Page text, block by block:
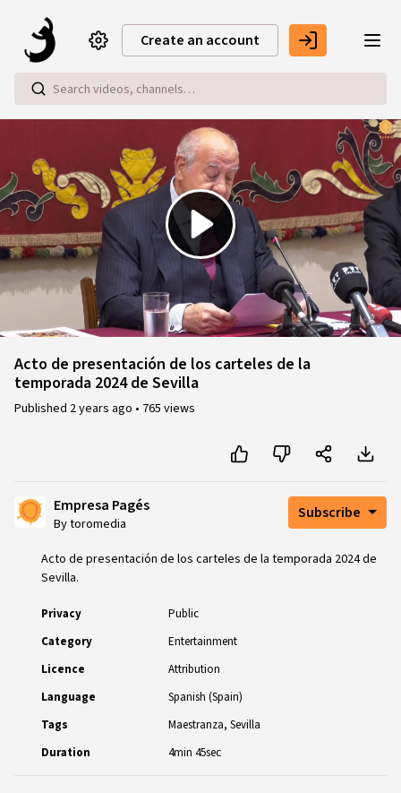
Create an account
Play
Video
Acto de presentación de los carteles de la
temporada 2024 de Sevilla
Published 2 years ago • 765 views
Empresa Pagés
By toromedia
Subscribe
Acto de presentación de los carteles de la temporada 2024 de
Sevilla.
Privacy
Public
Category
Entertainment
Licence
Attribution
Language
Spanish (Spain)
Tags
Maestranza Sevilla
Duration
4min 45sec